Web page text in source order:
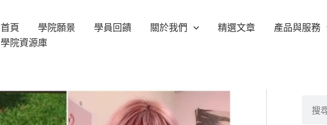
首頁 學院願景 學員回饋 關於我們 精選文章
產品與服務
學院資源庫